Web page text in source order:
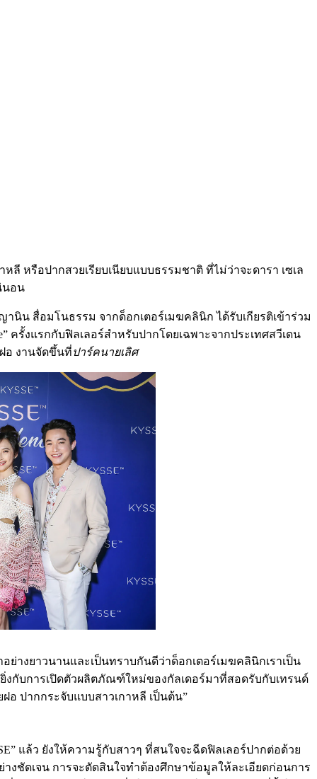
หรือปากสวยเรียบเนียบแบบธรรมชาติ ที่ไม่ว่าจะดารา เซเล
นอน
สื่อมโนธรรม จากด็อกเตอร์เมฆคลินิก ได้รับเกียรติเข้าร่วม
ครั้งแรกกับฟิลเลอร์สำหรับปากโดยเฉพาะจากประเทศสวีเดน
อ งานจัดขึ้นที่ปาร์คนายเลิศ
างยาวนานและเป็นทราบกันดีว่าด็อกเตอร์เมฆคลินิกเราเป็น
ยิ่งกับการเปิดตัวผลิตภัณฑ์ใหม่ของกัลเดอร์มาที่สอดรับกับเทรนด์
อ ปากกระจับแบบสาวเกาหลี เป็นต้น”
แล้ว ยังให้ความรู้กับสาวๆ ที่สนใจจะฉีดฟิลเลอร์ปากต่อด้วย
ชัดเจน การจะตัดสินใจทำต้องศึกษาข้อมูลให้ละเอียดก่อนการ